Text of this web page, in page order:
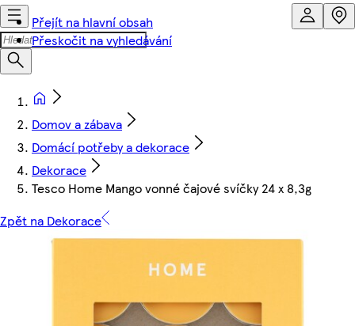
Přejít na hlavní obsah
Přeskočit na vyhledávání
Domov a zábava
Domácí potřeby a dekorace
Dekorace
Tesco Home Mango vonné čajové svíčky 24 x 8,3g
Zpět na Dekorace